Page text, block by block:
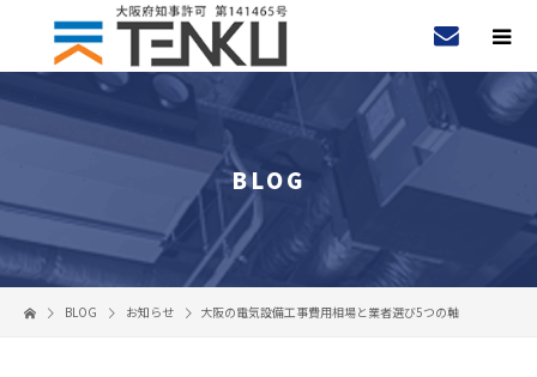
BLOG
BLOG お知らせ 大阪の電気設備工事費用相場と業者選び5つの軸